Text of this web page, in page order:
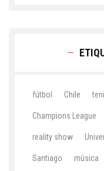
fútbol Chile
Champions League
reality show
Santiago música